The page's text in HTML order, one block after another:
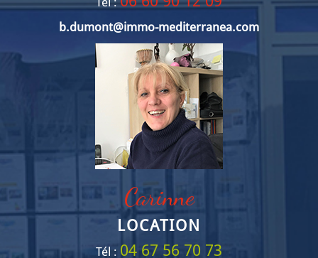
b.dumont@immo-mediterranea.com
Carinne
LOCATION
Tél : 04 67 56 70 73